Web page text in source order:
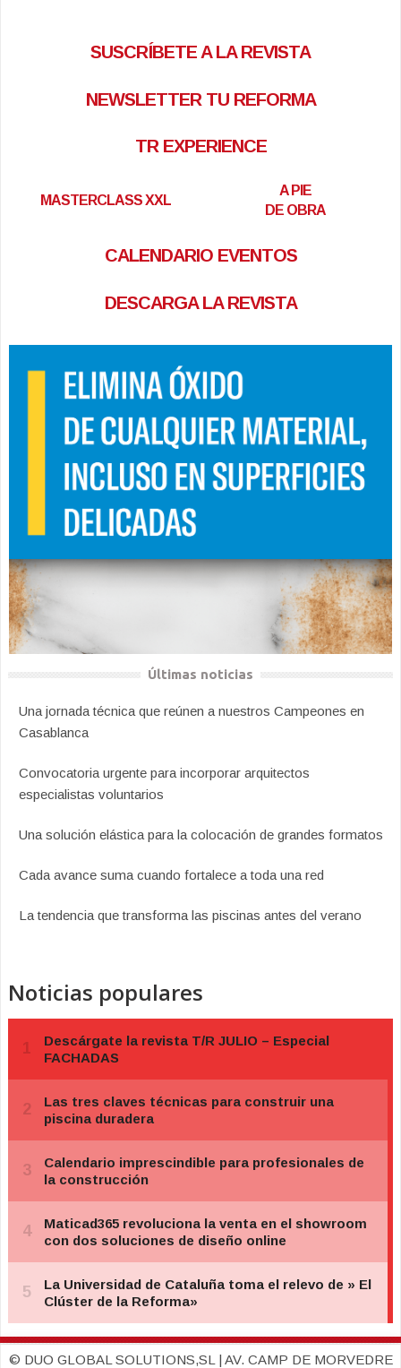
SUSCRÍBETE A LA REVISTA
NEWSLETTER TU REFORMA
TR EXPERIENCE
MASTERCLASS XXL
A PIE
DE OBRA
CALENDARIO EVENTOS
DESCARGA LA REVISTA
Últimas noticias
Una jornada técnica que reúnen a nuestros Campeones en
Casablanca
Convocatoria urgente para incorporar arquitectos
especialistas voluntarios
Una solución elástica para la colocación de grandes formatos
Cada avance suma cuando fortalece a toda una red
La tendencia que transforma las piscinas antes del verano
Noticias populares
© DUO GLOBAL SOLUTIONS,SL | AV. CAMP DE MORVEDRE